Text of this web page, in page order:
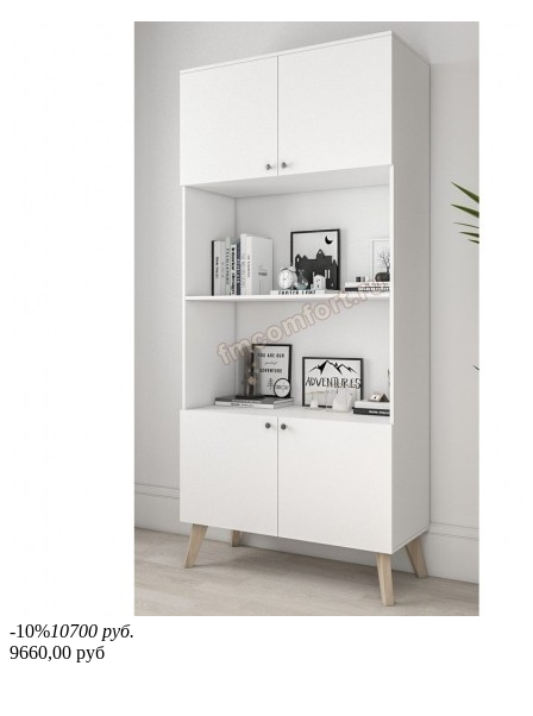
-10%10700 руб.
9660,00 руб